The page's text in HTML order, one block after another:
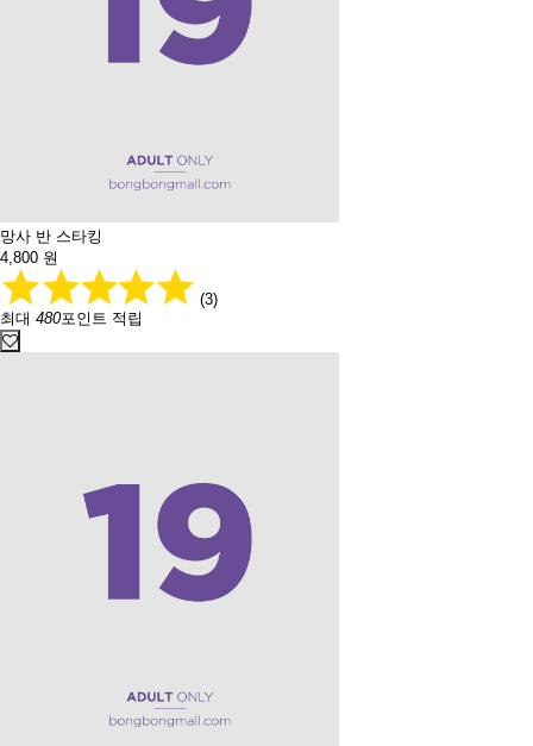
망사 반 스타킹
4,800 원
(3)
최대 480포인트 적립